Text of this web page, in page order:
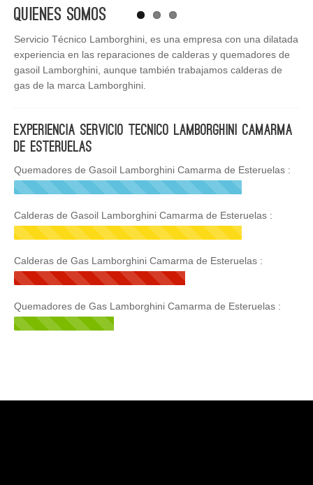
Quienes Somos
Servicio Técnico Lamborghini, es una empresa con una dilatada
experiencia en las reparaciones de calderas y quemadores de
gasoil Lamborghini, aunque también trabajamos calderas de
gas de la marca Lamborghini.
Experiencia Servicio Tecnico Lamborghini Camarma
de Esteruelas
Quemadores de Gasoil Lamborghini Camarma de Esteruelas :
Calderas de Gasoil Lamborghini Camarma de Esteruelas :
Calderas de Gas Lamborghini Camarma de Esteruelas :
Quemadores de Gas Lamborghini Camarma de Esteruelas :